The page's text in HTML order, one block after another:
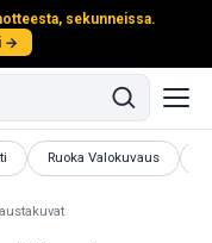
sekunneissa.
→
Ruoka Valokuvaus
Taustakuvat